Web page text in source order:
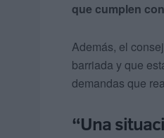
que cumplen
Además, el
barriada y que
demandas que
“Una